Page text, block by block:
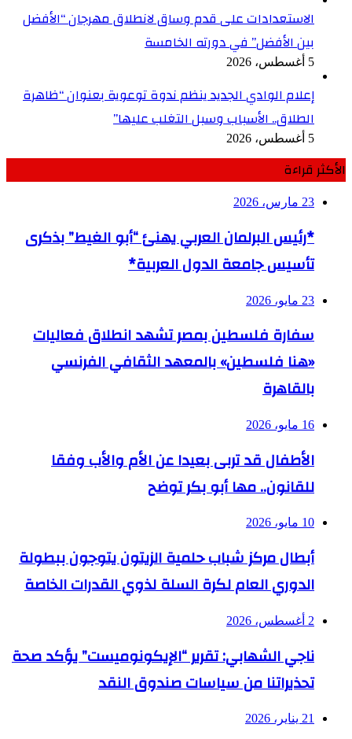
الاستعدادات على قدم وساق لانطلاق مهرجان “الأفضل
بين الأفضل” في دورته الخامسة
5 أغسطس، 2026
إعلام الوادي الجديد ينظم ندوة توعوية بعنوان “ظاهرة
الطلاق.. الأسباب وسبل التغلب عليها”
5 أغسطس، 2026
الأكثر قراءة
23 مارس، 2026
*رئيس البرلمان العربي يهنئ “أبو الغيط” بذكرى
تأسيس جامعة الدول العربية*
23 مايو، 2026
سفارة فلسطين بمصر تشهد انطلاق فعاليات
«هنا فلسطين» بالمعهد الثقافي الفرنسي
بالقاهرة
16 مايو، 2026
الأطفال قد تربى بعيدا عن الأم والأب وفقا
للقانون.. مها أبو بكر توضح
10 مايو، 2026
أبطال مركز شباب حلمية الزيتون يتوجون ببطولة
الدوري العام لكرة السلة لذوي القدرات الخاصة
2 أغسطس، 2026
ناجي الشهابي: تقرير “الإيكونوميست” يؤكد صحة
تحذيراتنا من سياسات صندوق النقد
21 يناير، 2026